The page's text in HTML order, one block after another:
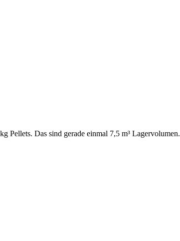
Pellets. Das sind gerade einmal 7,5 m³ Lagervolumen.